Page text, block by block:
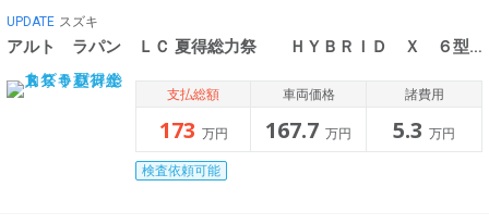
UPDATE スズキ
アルト ラパン ＬＣ 夏得総力祭 ＨＹＢＲＩＤ Ｘ ６型 全
支払総額
173 万円
車両価格
167.7 万円
諸費用
5.3 万円
検査依頼可能